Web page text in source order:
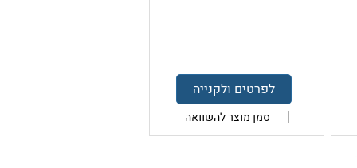
לפרטים ולקנייה
סמן מוצר להשוואה